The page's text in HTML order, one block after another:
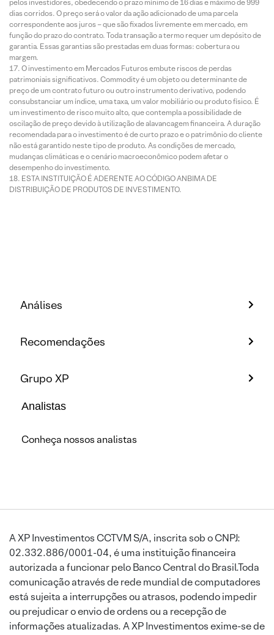
pelos investidores, obedecendo o prazo mínimo de 16 dias e máximo de 999
dias corridos. O preço será o valor da ação adicionado de uma parcela
correspondente aos juros – que são fixados livremente em mercado, em
função do prazo do contrato. Toda transação a termo requer um depósito de
garantia. Essas garantias são prestadas em duas formas: cobertura ou
margem.
O investimento em Mercados Futuros embute riscos de perdas
patrimoniais significativos. Commodity é um objeto ou determinante de
preço de um contrato futuro ou outro instrumento derivativo, podendo
consubstanciar um índice, uma taxa, um valor mobiliário ou produto físico. É
um investimento de risco muito alto, que contempla a possibilidade de
oscilação de preço devido à utilização de alavancagem financeira. A duração
recomendada para o investimento é de curto prazo e o patrimônio do cliente
não está garantido neste tipo de produto. As condições de mercado,
mudanças climáticas e o cenário macroeconômico podem afetar o
desempenho do investimento.
ESTA INSTITUIÇÃO É ADERENTE AO CÓDIGO ANBIMA DE
DISTRIBUIÇÃO DE PRODUTOS DE INVESTIMENTO.
Análises
Recomendações
Grupo XP
Analistas
Conheça nossos analistas
A XP Investimentos CCTVM S/A, inscrita sob o CNPJ:
02.332.886/0001-04, é uma instituição financeira
autorizada a funcionar pelo Banco Central do Brasil.Toda
comunicação através de rede mundial de computadores
está sujeita a interrupções ou atrasos, podendo impedir
ou prejudicar o envio de ordens ou a recepção de
informações atualizadas. A XP Investimentos exime-se de